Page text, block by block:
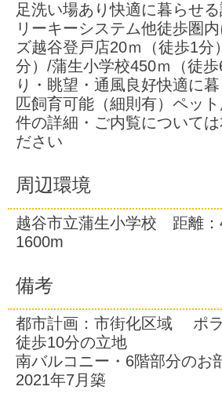
足洗い場あり快適に暮らせ
リーキーシステム他徒歩圏
ズ越谷登戸店20ｍ（徒歩1
分）/蒲生小学校450ｍ（徒
り・眺望・通風良好快適に
匹飼育可能（細則有）ペッ
件の詳細・ご内覧について
ださい
周辺環境
越谷市立蒲生小学校 距離
1600m
備考
都市計画：市街化区域 ポ
徒歩10分の立地
南バルコニー・6階部分のお
2021年7月築